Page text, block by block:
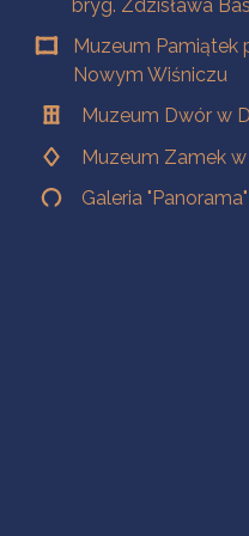
bryg. Zdzisława
Muzeum Pamiątek
Nowym Wiśniczu
Muzeum Dwór w
Muzeum Zamek
Galeria "Panorama"